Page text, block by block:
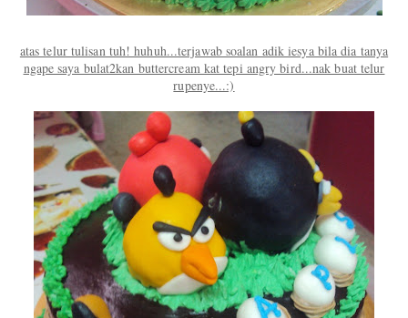
atas telur tulisan tuh! huhuh...terjawab soalan adik iesya bila dia tanya
ngape saya bulat2kan buttercream kat tepi angry bird...nak buat telur
rupenye...:)